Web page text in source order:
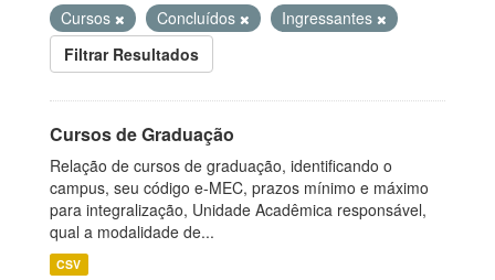
Cursos
Concluídos
Ingressantes
Filtrar Resultados
Cursos de Graduação
Relação de cursos de graduação, identificando o
campus, seu código e-MEC, prazos mínimo e máximo
para integralização, Unidade Acadêmica responsável,
qual a modalidade de...
CSV